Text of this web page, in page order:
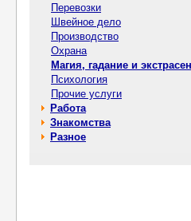
Перевозки
Швейное дело
Производство
Охрана
Магия, гадание и
Психология
Прочие услуги
Работа
Знакомства
Разное